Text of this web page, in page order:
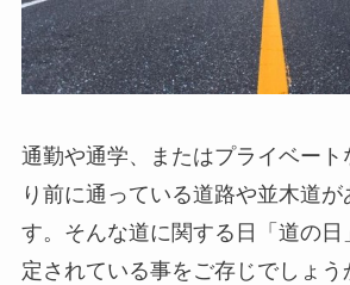
通勤や通学、またはプライベート
り前に通っている道路や並木道が
す。そんな道に関する日「道の日
定されている事をご存じでしょう